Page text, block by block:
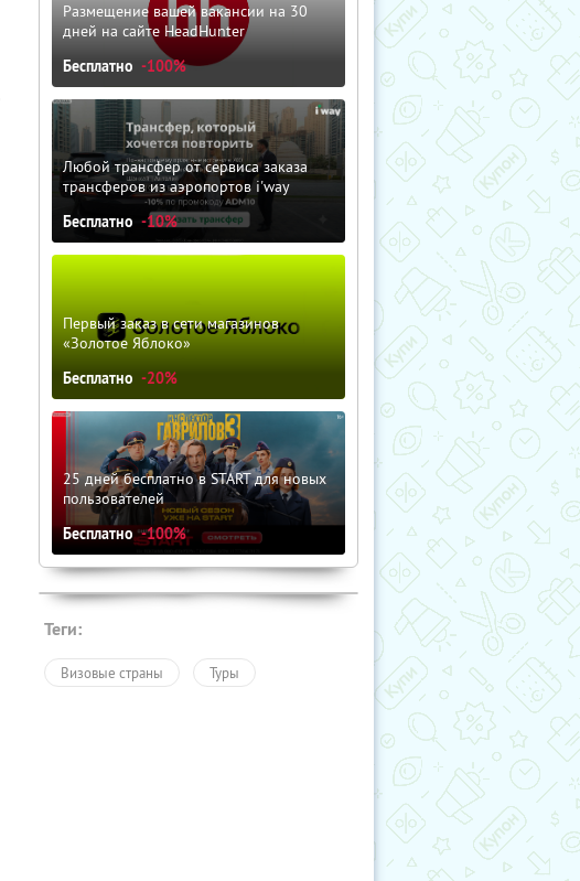
Размещение вашей вакансии на 30
дней на сайте HeadHunter
Бесплатно -100%
Любой трансфер от сервиса заказа
трансферов из аэропортов i'way
Бесплатно -10%
Первый заказ в сети магазинов
«Золотое Яблоко»
Бесплатно -20%
25 дней бесплатно в START для новых
пользователей
Бесплатно -100%
Теги:
Визовые страны Туры